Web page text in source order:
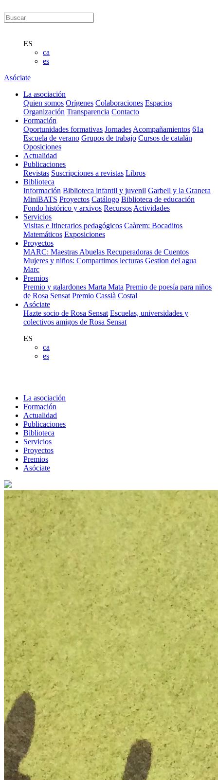
ES
ca
es
Asóciate
La asociación
Quien somos Orígenes Colaboraciones Espacios
Organización Transparencia Contacto
Formación
Oportunidades formativas Jornades Acompañamientos 61a
Escuela de verano Grupos de trabajo Cursos de catalán
Oposiciones
Actualidad
Publicaciones
Revistas Suscripciones a revistas Libros
Biblioteca
Información Biblioteca infantil y juvenil Garbell y la Granera
MiniBATS Proyectos Catálogo Biblioteca de educación
Fondo histórico y arxivos Recursos Actividades
Servicios
Visitas e Itinerarios pedagógicos Caàrem: Bocaditos
Matemáticos Exposiciones
Proyectos
MARC: Maestras Abuelas Recuperadoras de Cuentos
Mujeres y niños: Compartimos lecturas Gestion del agua
Marc
Premios
Premio y galardones Marta Mata Premio de poesía para niños
de Rosa Sensat Premio Cassià Costal
Asóciate
Hazte socio de Rosa Sensat Escuelas, universidades y
colectivos amigos de Rosa Sensat
ES
ca
es
La asociación
Formación
Actualidad
Publicaciones
Biblioteca
Servicios
Proyectos
Premios
Asóciate